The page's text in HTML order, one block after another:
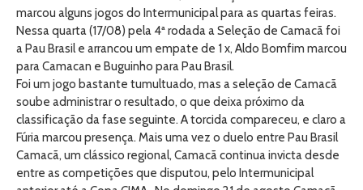
marcou alguns jogos do Intermunicipal para as quartas feiras.
Nessa quarta (17/08) pela 4ª rodada a Seleção de Camacã foi
a Pau Brasil e arrancou um empate de 1 x, Aldo Bomfim marcou
para Camacan e Buguinho para Pau Brasil.
Foi um jogo bastante tumultuado, mas a seleção de Camacã
soube administrar o resultado, o que deixa próximo da
classificação da fase seguinte. A torcida compareceu, e claro a
Fúria marcou presença. Mais uma vez o duelo entre Pau Brasil
Camacã, um clássico regional, Camacã continua invicta desde
entre as competições que disputou, pelo Intermunicipal